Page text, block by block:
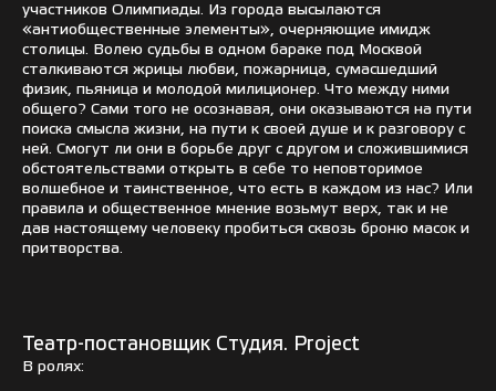
участников Олимпиады. Из города высылаются
«антиобщественные элементы», очерняющие имидж
столицы. Волею судьбы в одном бараке под Москвой
сталкиваются жрицы любви, пожарница, сумасшедший
физик, пьяница и молодой милиционер. Что между ними
общего? Сами того не осознавая, они оказываются на пути
поиска смысла жизни, на пути к своей душе и к разговору с
ней. Смогут ли они в борьбе друг с другом и сложившимися
обстоятельствами открыть в себе то неповторимое
волшебное и таинственное, что есть в каждом из нас? Или
правила и общественное мнение возьмут верх, так и не
дав настоящему человеку пробиться сквозь броню масок и
притворства.
Театр-постановщик Студия. Project
В ролях: